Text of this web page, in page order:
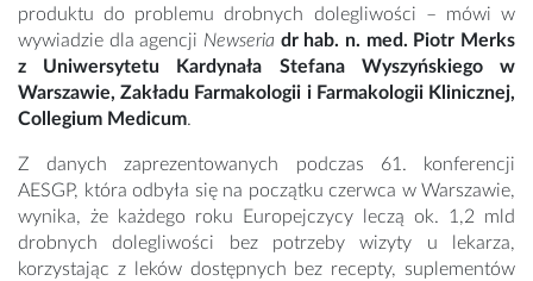
produktu do problemu drobnych dolegliwości – mówi w
wywiadzie dla agencji Newseria dr hab. n. med. Piotr Merks
z Uniwersytetu Kardynała Stefana Wyszyńskiego w
Warszawie, Zakładu Farmakologii i Farmakologii Klinicznej,
Collegium Medicum.
Z danych zaprezentowanych podczas 61. konferencji
AESGP, która odbyła się na początku czerwca w Warszawie,
wynika, że każdego roku Europejczycy leczą ok. 1,2 mld
drobnych dolegliwości bez potrzeby wizyty u lekarza,
korzystając z leków dostępnych bez recepty, suplementów